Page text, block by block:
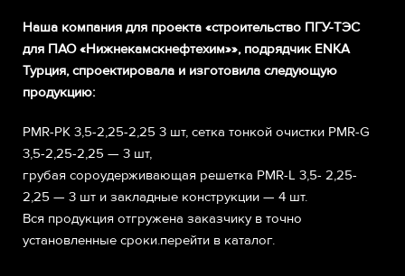
Наша компания для проекта «строительство ПГУ-ТЭС
для ПАО «Нижнекамскнефтехим»», подрядчик ENKA
Турция, спроектировала и изготовила следующую
продукцию:
PMR-PК 3,5-2,25-2,25 3 шт, сетка тонкой очистки PMR-G
3,5-2,25-2,25 — 3 шт,
грубая сороудерживающая решетка PMR-L 3,5- 2,25-
2,25 — 3 шт и закладные конструкции — 4 шт.
Вся продукция отгружена заказчику в точно
установленные сроки.перейти в каталог.